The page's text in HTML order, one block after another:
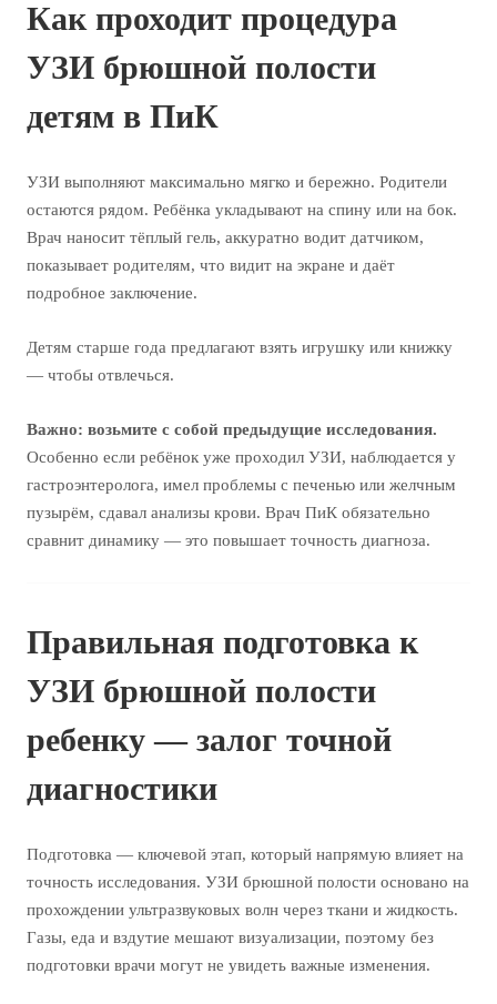
Как проходит процедура
УЗИ брюшной полости
детям в ПиК
УЗИ выполняют максимально мягко и бережно. Родители
остаются рядом. Ребёнка укладывают на спину или на бок.
Врач наносит тёплый гель, аккуратно водит датчиком,
показывает родителям, что видит на экране и даёт
подробное заключение.
Детям старше года предлагают взять игрушку или книжку
— чтобы отвлечься.
Важно: возьмите с собой предыдущие исследования.
Особенно если ребёнок уже проходил УЗИ, наблюдается у
гастроэнтеролога, имел проблемы с печенью или желчным
пузырём, сдавал анализы крови. Врач ПиК обязательно
сравнит динамику — это повышает точность диагноза.
Правильная подготовка к
УЗИ брюшной полости
ребенку — залог точной
диагностики
Подготовка — ключевой этап, который напрямую влияет на
точность исследования. УЗИ брюшной полости основано на
прохождении ультразвуковых волн через ткани и жидкость.
Газы, еда и вздутие мешают визуализации, поэтому без
подготовки врачи могут не увидеть важные изменения.